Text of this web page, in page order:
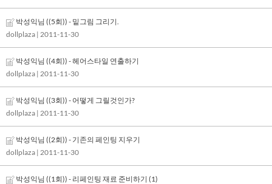
박성익님 ((5회)) - 밑그림 그리기.
dollplaza | 2011-11-30
박성익님 ((4회)) - 헤어스타일 연출하기
dollplaza | 2011-11-30
박성익님 ((3회)) - 어떻게 그릴것인가?
dollplaza | 2011-11-30
박성익님 ((2회)) - 기존의 페인팅 지우기
dollplaza | 2011-11-30
박성익님 ((1회)) - 리페인팅 재료 준비하기 (1)